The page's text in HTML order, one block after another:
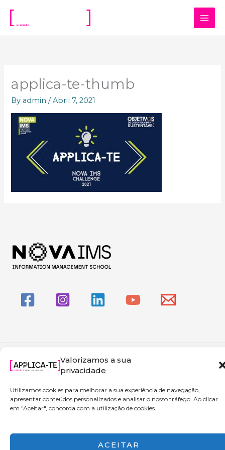
Valorizamos a sua
privacidade
Utilizamos cookies para melhorar a sua experiência de navegação,
apresentar conteúdos personalizados e analisar o nosso tráfego. Ao clicar
em "Aceitar", concorda com a utilização de cookies.
ACEITAR
content
applica-te-thumb
By admin/Abril 7, 2021
Copyright © 2026 Applica-te | Powered by NOVA IMS